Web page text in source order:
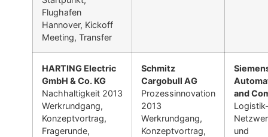
Flughafen
Hannover, Kickoff
Meeting, Transfer
HARTING Electric
GmbH & Co. KG
Nachhaltigkeit 2013
Werkrundgang,
Konzeptvortrag,
Fragerunde,
Schmitz
Cargobull AG
Prozessinnovation
2013
Werkrundgang,
Konzeptvortrag,
and
und